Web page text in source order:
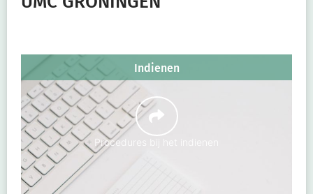
Indienen
Procedures bij het indienen